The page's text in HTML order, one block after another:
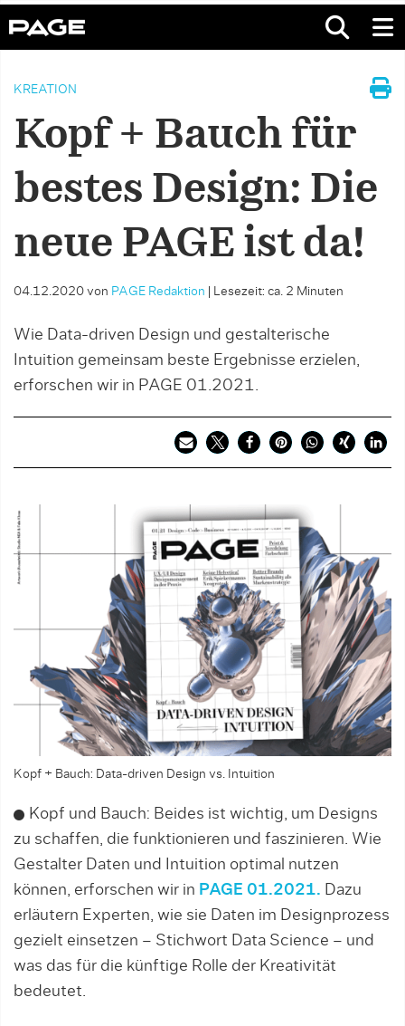
KREATION
Kopf + Bauch für
bestes Design: Die
neue PAGE ist da!
04.12.2020 von PAGE Redaktion Lesezeit: ca. 2 Minuten
Wie Data-driven Design und gestalterische
Intuition gemeinsam beste Ergebnisse erzielen,
erforschen wir in PAGE 01.2021.
Kopf + Bauch: Data-driven Design vs. Intuition
Kopf und Bauch: Beides ist wichtig, um Designs
zu schaffen, die funktionieren und faszinieren. Wie
Gestalter Daten und Intuition optimal nutzen
können, erforschen wir in PAGE 01.2021. Dazu
erläutern Experten, wie sie Daten im Designprozess
gezielt einsetzen – Stichwort Data Science – und
was das für die künftige Rolle der Kreativität
bedeutet.